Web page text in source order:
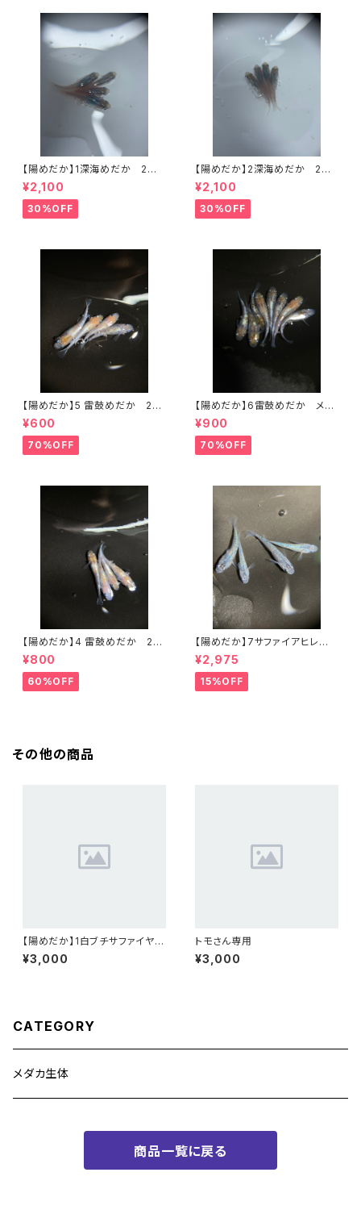
【陽めだか】1深海めだか 2ペ
ア 【現物】
¥2,100
30%OFF
【陽めだか】2深海めだか 2ペ
ア 【現物】
¥2,100
30%OFF
【陽めだか】5 雷鼓めだか 2ペ
ア 【現物】
¥600
70%OFF
【陽めだか】6雷鼓めだか メス
6オス2 【現物】
¥900
70%OFF
【陽めだか】4 雷鼓めだか 2ペ
ア 【現物】
¥800
60%OFF
【陽めだか】7サファイアヒレ無
し 2ペア【現物】
¥2,975
15%OFF
その他の商品
【陽めだか】1白ブチサファイヤ
2ペア 【現物】
¥3,000
トモさん専用
¥3,000
CATEGORY
メダカ生体
商品一覧に戻る